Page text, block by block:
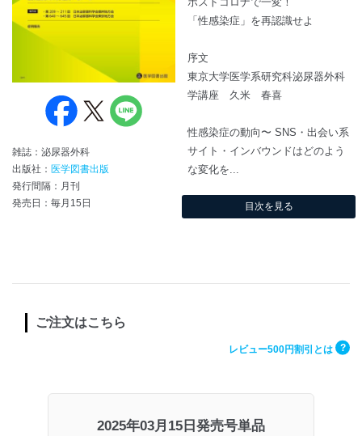
雑誌：泌尿器外科
出版社： 医学図書出版
発行間隔：月刊
発売日：毎月15日
「性感染症」を再認識せよ
序文
東京大学医学系研究科泌尿器外科
学講座 久米 春喜
性感染症の動向〜 SNS・出会い系
サイト・インバウンドはどのよう
な変化を...
目次を見る
ご注文はこちら
レビュー500円割引とは ?
2025年03月15日発売号単品